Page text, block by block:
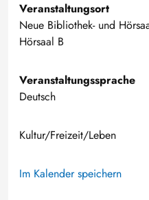
Veranstaltungsort
Neue Bibliothek- und
Hörsaal B
Veranstaltungssprache
Deutsch
Kultur/Freizeit/Leben
Im Kalender speichern